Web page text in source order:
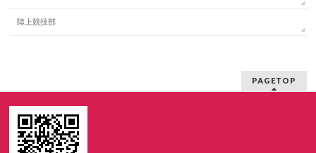
陸上競技部
PAGETOP